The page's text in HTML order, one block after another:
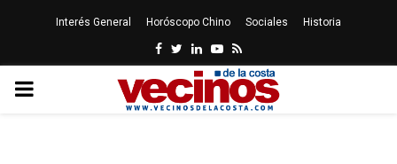
Interés General Horóscopo Chino Sociales Historia
Facebook
Twitter
LinkedinYoutube
Rss
PRIMARY